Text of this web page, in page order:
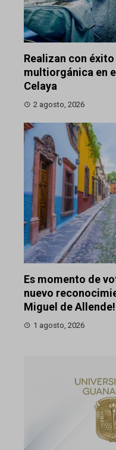
Realizan con
multiorgánica en
Celaya
2 agosto, 2026
Es momento de
nuevo
Miguel de Allende!
1 agosto, 2026